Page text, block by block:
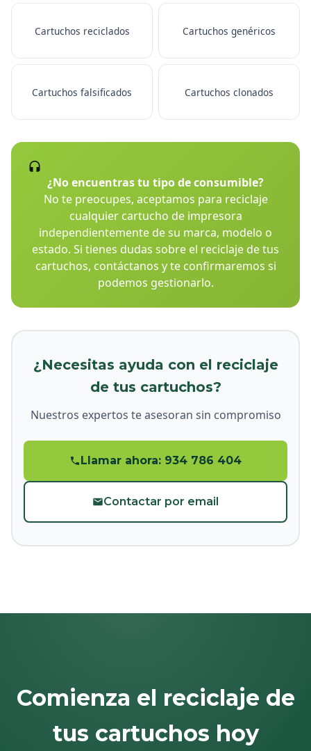
Cartuchos reciclados Cartuchos genéricos
Cartuchos falsificados Cartuchos clonados
¿No encuentras tu tipo de consumible?
No te preocupes, aceptamos para reciclaje
cualquier cartucho de impresora
independientemente de su marca, modelo o
estado. Si tienes dudas sobre el reciclaje de tus
cartuchos, contáctanos y te confirmaremos si
podemos gestionarlo.
¿Necesitas ayuda con el reciclaje
de tus cartuchos?
Nuestros expertos te asesoran sin compromiso
Llamar ahora: 934 786 404
Contactar por email
Comienza el reciclaje de
tus cartuchos hoy